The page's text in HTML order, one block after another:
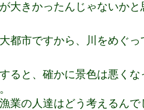
大きかったんじゃないか
都市ですから、川をめぐ
ると、確かに景色は悪く
業の人達はどう考えるんで